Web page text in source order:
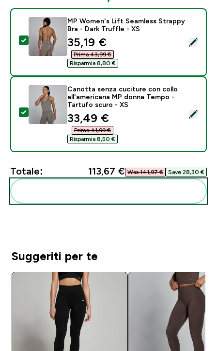
Seleziona questo prodotto - MP Women's Lift
MP Women's Lift Seamless Strappy
Bra - Dark Truffle - XS
discounted price
35,19 €‎
Prima 43,99 €‎
Risparmia 8,80 €‎
Seleziona questo prodotto - Canotta senza cuciture
Canotta senza cuciture con collo
all'americana MP donna Tempo -
Tartufo scuro - XS
discounted price
33,49 €‎
Prima 41,99 €‎
Risparmia 8,50 €‎
Totale: 113,67 €‎ Was 141,97 €‎ Save 28,30 €‎
Suggeriti per te